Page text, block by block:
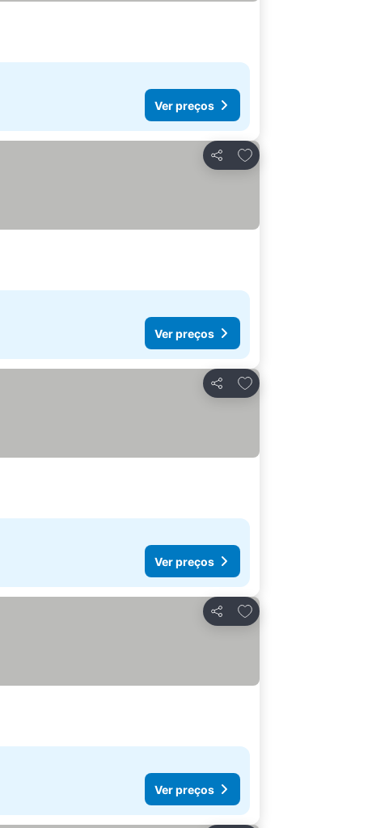
Ver preços
Partilhar
Adicionar aos favoritos
Ver preços
Partilhar
Adicionar aos favoritos
Ver preços
Partilhar
Adicionar aos favoritos
Ver preços